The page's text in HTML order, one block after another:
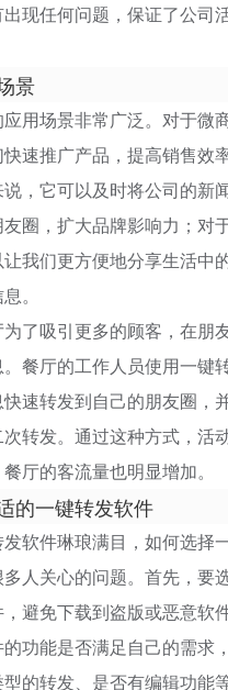
现任何问题，保证了公司
景
用场景非常广泛。对于微
速推广产品，提高销售效
，它可以及时将公司的新
圈，扩大品牌影响力；对
我们更方便地分享生活中
。
了吸引更多的顾客，在朋
餐厅的工作人员使用一键
速转发到自己的朋友圈，
转发。通过这种方式，活
厅的客流量也明显增加。
的一键转发软件
软件琳琅满目，如何选择
人关心的问题。首先，要
避免下载到盗版或恶意软
功能是否满足自己的需求
的转发、是否有编辑功能